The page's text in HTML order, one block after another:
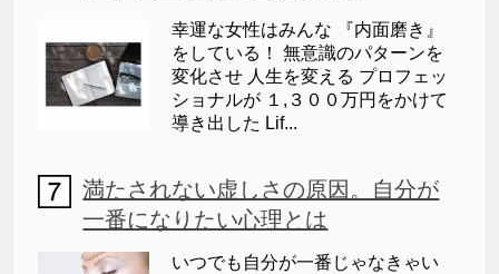
幸運な女性はみんな 『内面磨き』
をしている！ 無意識のパターンを
変化させ 人生を変える プロフェッ
ショナルが １,３００万円をかけて
導き出した Lif...
満たされない虚しさの原因。自分が
一番になりたい心理とは
いつでも自分が一番じゃなきゃい